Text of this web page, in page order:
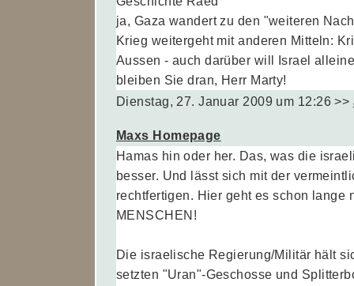
ja, Gaza wandert zu den "weiteren
Krieg weitergeht mit anderen Mitteln:
Aussen - auch darüber will Israel
bleiben Sie dran, Herr Marty!
Dienstag, 27. Januar 2009 um 12:26>>
Maxs Homepage
Hamas hin oder her. Das, was die
besser. Und lässt sich mit der
rechtfertigen. Hier geht es schon lange
MENSCHEN!
Die israelische Regierung/Militär hält
setzten "Uran"-Geschosse und